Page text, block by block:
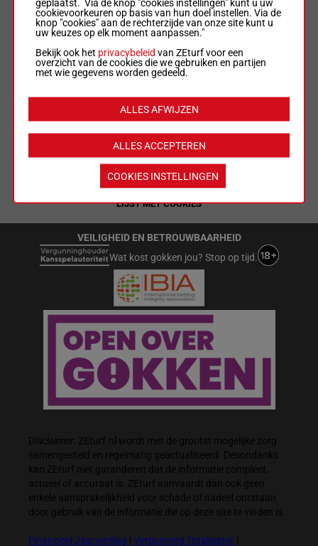
VERANTWOORD WEDDEN & PRIVACYVERKLARING
LIMIETEN & SESSIEDETAILS
MIJN COOKIES
LIJST MET COOKIES
VEILIGHEID EN BETROUWBAARHEID
Wat kost gokken jou? Stop op tijd.
Disclaimer: ZEturf.nl wordt met de grootst mogelijke zorg
samengesteld en regelmatig geactualiseerd. Desondanks
kan ZEturf niet garanderen dat de informatie compleet,
actueel of accuraat is. ZEturf aanvaardt dan ook geen
enkele aansprakelijkheid voor schade of nadeel ontstaan
door gebruik van de informatie die op deze site te vinden is.
Financieel Jaarverslag Vergunning Totalisator
geplaatst. Via de knop "cookies instellingen" kunt u uw
cookievoorkeuren op basis van hun doel instellen. Via de
knop "cookies" aan de rechterzijde van onze site kunt u
uw keuzes op elk moment aanpassen."
Bekijk ook het privacybeleid van ZEturf voor een
overzicht van de cookies die we gebruiken en partijen
met wie gegevens worden gedeeld.
ALLES ACCEPTEREN
ALLES AFWIJZEN
COOKIES INSTELLINGEN